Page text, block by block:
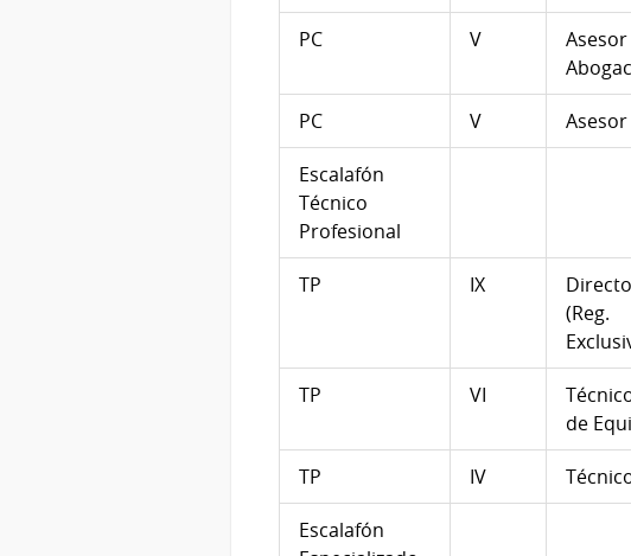
PC V
Asesor
PC V Asesor
Escalafón
Técnico
Profesional
TP IX
(Reg.
TP VI
de
TP IV
Escalafón